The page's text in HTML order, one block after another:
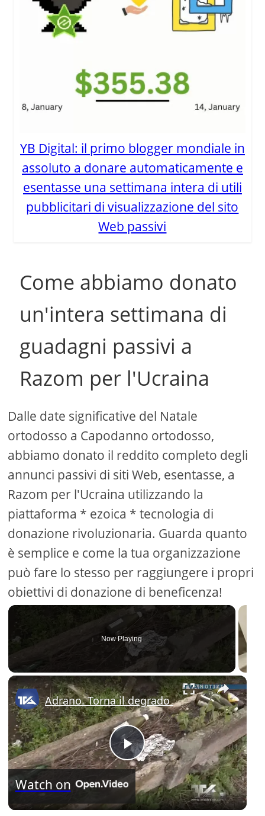
YB Digital: il primo blogger mondiale in
assoluto a donare automaticamente e
esentasse una settimana intera di utili
pubblicitari di visualizzazione del sito
Web passivi
Come abbiamo donato
un'intera settimana di
guadagni passivi a
Razom per l'Ucraina
Dalle date significative del Natale
ortodosso a Capodanno ortodosso,
abbiamo donato il reddito completo degli
annunci passivi di siti Web, esentasse, a
Razom per l'Ucraina utilizzando la
piattaforma * ezoica * tecnologia di
donazione rivoluzionaria. Guarda quanto
è semplice e come la tua organizzazione
può fare lo stesso per raggiungere i propri
obiettivi di donazione di beneficenza!
Now Playing
P
l
Adrano. Torna il degrado in via Pasquale
Watch on